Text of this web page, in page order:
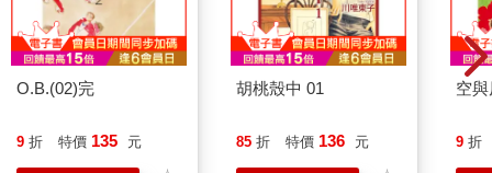
O.B.(02)完
9 折 特價 135 元
胡桃殼中 01
85 折 特價 136 元
空
9 折